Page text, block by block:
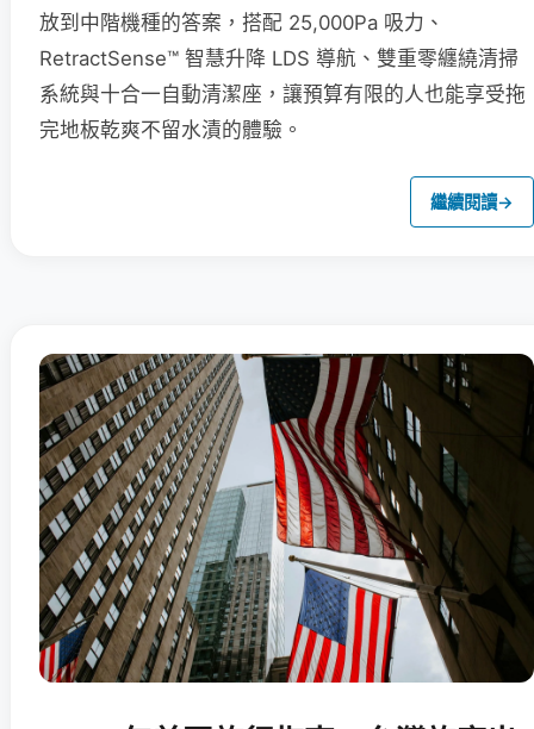
放到中階機種的答案，搭配 25,000Pa 吸力、
RetractSense™ 智慧升降 LDS 導航、雙重零纏繞清掃
系統與十合一自動清潔座，讓預算有限的人也能享受拖
完地板乾爽不留水漬的體驗。
繼續閱讀→